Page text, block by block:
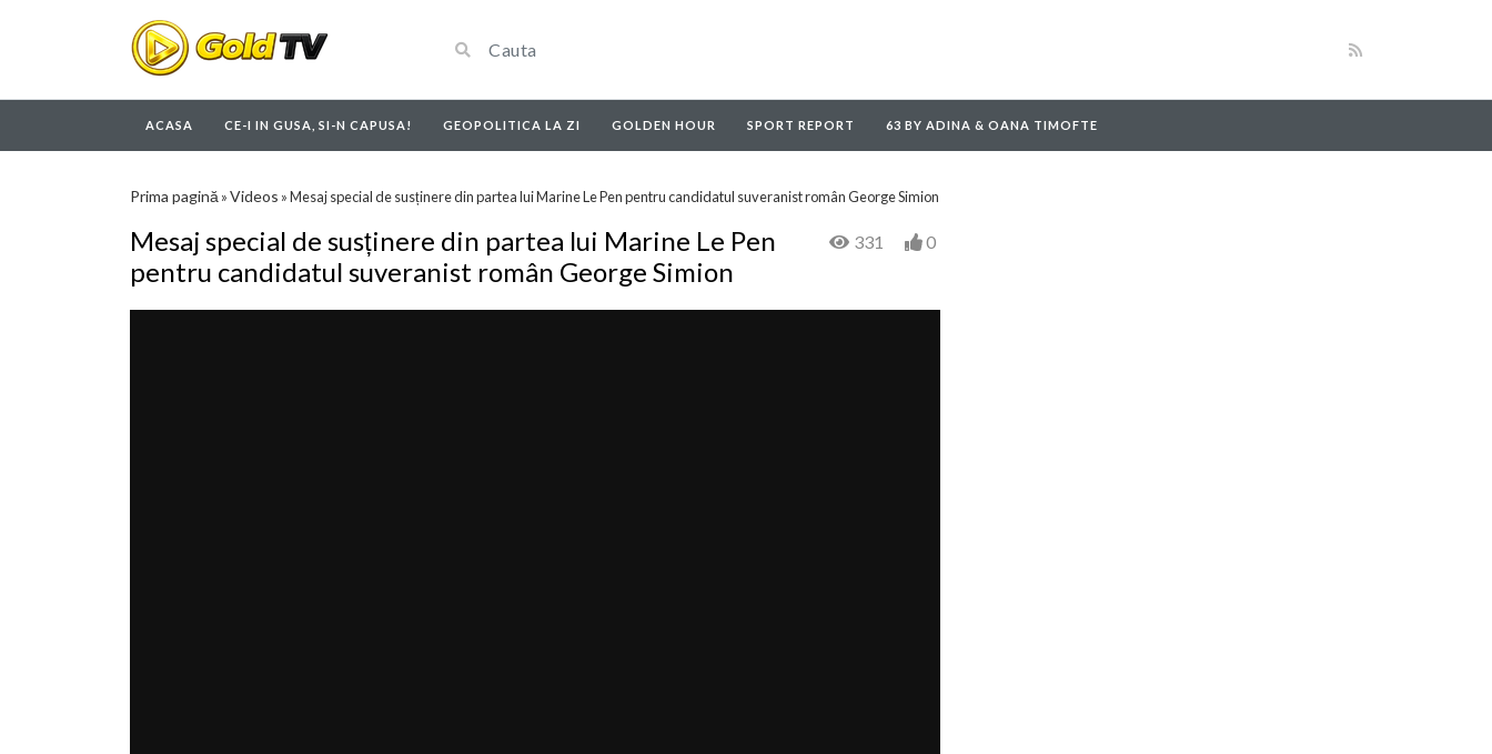
ACASA CE-I IN GUSA, SI-N CAPUSA! GEOPOLITICA LA ZI GOLDEN HOUR SPORT REPORT 63 BY ADINA & OANA TIMOFTE
Prima pagină »Videos »Mesaj special de susținere din partea lui Marine Le Pen pentru candidatul suveranist român George Simion
Mesaj special de susținere din partea lui Marine Le Pen
pentru candidatul suveranist român George Simion
331 0